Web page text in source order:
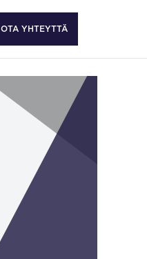
OTA YHTEYTTÄ